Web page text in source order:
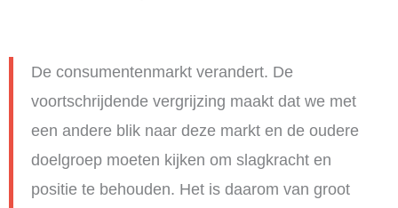
De consumentenmarkt verandert. De
voortschrijdende vergrijzing maakt dat we met
een andere blik naar deze markt en de oudere
doelgroep moeten kijken om slagkracht en
positie te behouden. Het is daarom van groot